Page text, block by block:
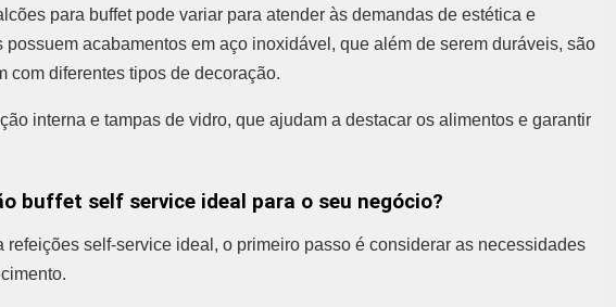
para buffet pode variar para atender às demandas de estética e
possuem acabamentos em aço inoxidável, que além de serem duráveis, são
com diferentes tipos de decoração.
interna e tampas de vidro, que ajudam a destacar os alimentos e garantir
buffet self service ideal para o seu negócio?
refeições self-service ideal, o primeiro passo é considerar as necessidades